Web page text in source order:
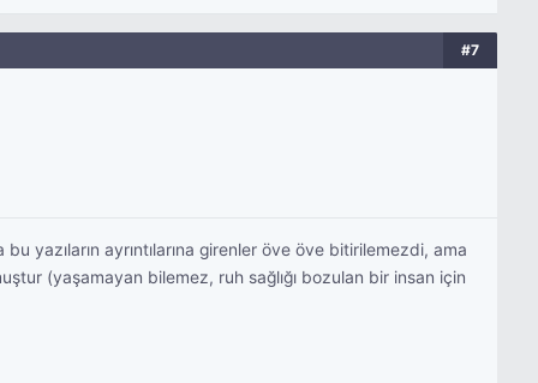
#7
yazıların ayrıntılarına girenler öve öve bitirilemezdi, ama
(yaşamayan bilemez, ruh sağlığı bozulan bir insan için